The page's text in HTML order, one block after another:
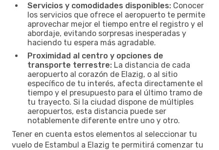
Servicios y comodidades disponibles: Conocer
los servicios que ofrece el aeropuerto te permite
aprovechar mejor el tiempo entre el registro y el
abordaje, evitando sorpresas inesperadas y
haciendo tu espera más agradable.
Proximidad al centro y opciones de
transporte terrestre: La distancia de cada
aeropuerto al corazón de Elazig, o al sitio
específico de tu interés, afecta directamente el
tiempo y el presupuesto para el último tramo de
tu trayecto. Si la ciudad dispone de múltiples
aeropuertos, esta distancia puede ser
notablemente diferente entre uno y otro.
Tener en cuenta estos elementos al seleccionar tu
vuelo de Estambul a Elazig te permitirá comenzar tu